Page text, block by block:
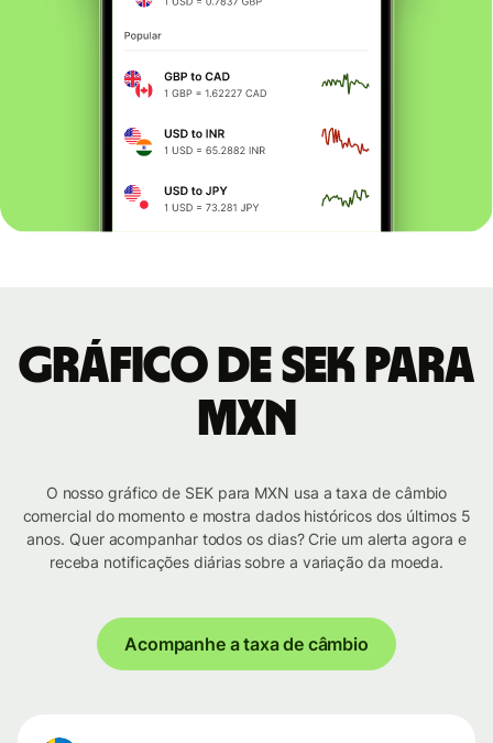
Gráfico de SEK para
MXN
O nosso gráfico de SEK para MXN usa a taxa de câmbio
comercial do momento e mostra dados históricos dos últimos 5
anos. Quer acompanhar todos os dias? Crie um alerta agora e
receba notificações diárias sobre a variação da moeda.
Acompanhe a taxa de câmbio